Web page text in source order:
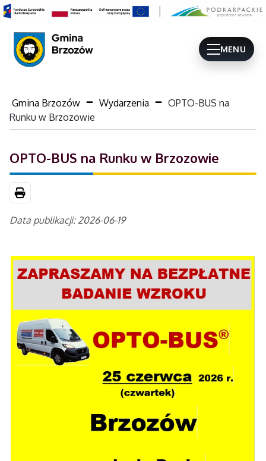
MENU
Gmina Brzozów Wydarzenia
OPTO-BUS na
Runku w Brzozowie
OPTO-BUS na Runku w Brzozowie
Drukuj
Data publikacji: 2026-06-19